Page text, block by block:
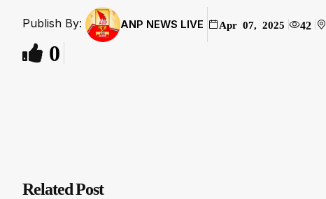
Publish By: ANP NEWS LIVE Apr 07, 2025 42
0
Related Post